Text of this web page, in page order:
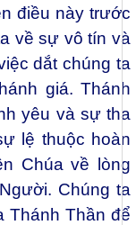
điều này trước
về sự vô tín và
dắt chúng ta
giá. Thánh
yêu và sự tha
lệ thuộc hoàn
Chúa về lòng
Chúng ta
Thánh Thần để